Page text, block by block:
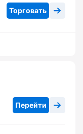
Торговать
Перейти